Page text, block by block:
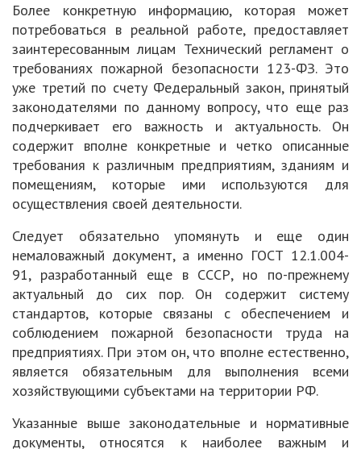
Более конкретную информацию, которая может
потребоваться в реальной работе, предоставляет
заинтересованным лицам Технический регламент о
требованиях пожарной безопасности 123-ФЗ. Это
уже третий по счету Федеральный закон, принятый
законодателями по данному вопросу, что еще раз
подчеркивает его важность и актуальность. Он
содержит вполне конкретные и четко описанные
требования к различным предприятиям, зданиям и
помещениям, которые ими используются для
осуществления своей деятельности.
Следует обязательно упомянуть и еще один
немаловажный документ, а именно ГОСТ 12.1.004-
91, разработанный еще в СССР, но по-прежнему
актуальный до сих пор. Он содержит систему
стандартов, которые связаны с обеспечением и
соблюдением пожарной безопасности труда на
предприятиях. При этом он, что вполне естественно,
является обязательным для выполнения всеми
хозяйствующими субъектами на территории РФ.
Указанные выше законодательные и нормативные
документы, относятся к наиболее важным и